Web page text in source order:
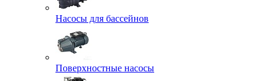
Насосы для бассейнов
Поверхностные насосы